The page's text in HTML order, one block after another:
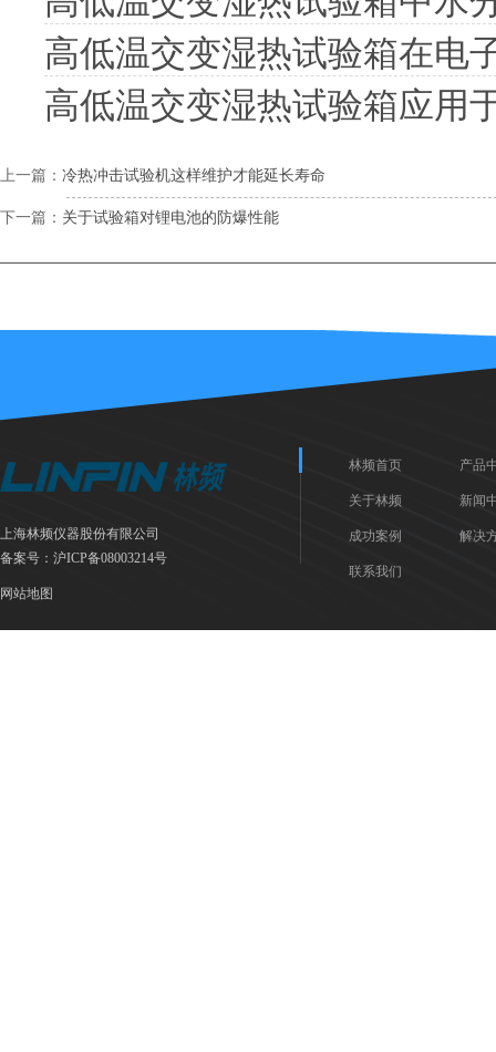
高低温交变湿热试验箱在电
高低温交变湿热试验箱应用
上一篇： 冷热冲击试验机这样维护才能延长寿命
下一篇： 关于试验箱对锂电池的防爆性能
上海林频仪器股份有限公司
备案号： 沪ICP备08003214号
网站地图
林频首页 产品
关于林频 新闻
成功案例 解决
联系我们